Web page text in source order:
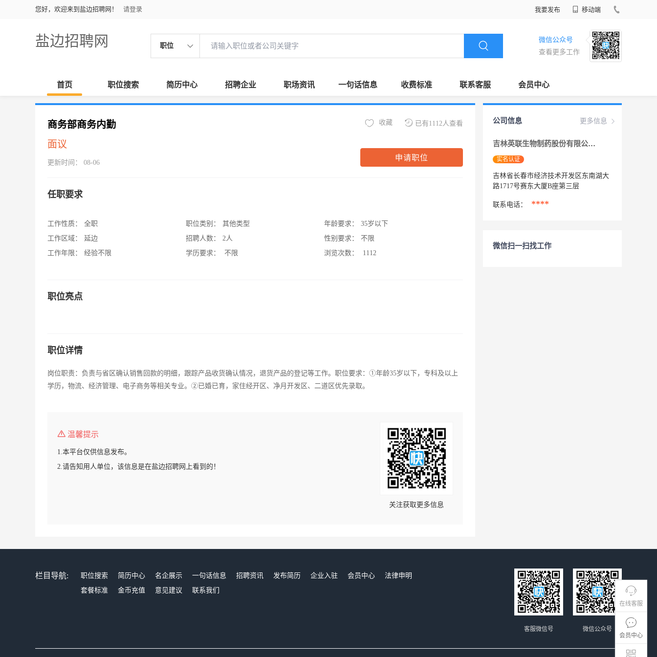
您好，欢迎来到盐边招聘网！ 请登录 我要发布 移动端
盐边招聘网 职位
微信公众号
查看更多工作
首页 职位搜索 简历中心 招聘企业 职场资讯 一句话信息 收费标准 联系客服 会员中心
在线客服
会员中心
商务部商务内勤
面议
更新时间： 08-06
已有1112人查看
收藏
申请职位
任职要求
工作性质：
全职
工作区域：
延边
工作年限：
经验不限
职位类别：
其他类型
招聘人数：
2人
学历要求：
不限
年龄要求：
35岁以下
性别要求：
不限
浏览次数：
1112
职位亮点
职位详情
岗位职责：负责与省区确认销售回款的明细，跟踪产品收货确认情况，退货产品的登记等工作。职位要求：①年龄35岁以下，专科及以上
学历，物流、经济管理、电子商务等相关专业。②已婚已育，家住经开区、净月开发区、二道区优先录取。
温馨提示
1.本平台仅供信息发布。
2.请告知用人单位，该信息是在盐边招聘网上看到的！
关注获取更多信息
更多信息
公司信息
吉林英联生物制药股份有限公司
实名认证
吉林省长春市经济技术开发区东南湖大
路1717号赛东大厦B座第三层
联系电话： ****
微信扫一扫找工作
栏目导航: 职位搜索 简历中心 名企展示 一句话信息 招聘资讯 发布简历 企业入驻 会员中心
法律申明
套餐标准
金币充值 意见建议 联系我们
微信公众号
客服微信号